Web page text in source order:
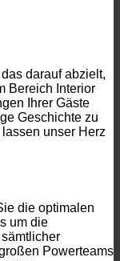
darauf abzielt,
Bereich Interior
Ihrer Gäste
Geschichte zu
unser Herz
die optimalen
um die
Powerteams